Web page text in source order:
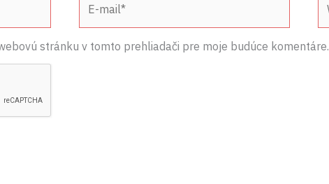
stránku v tomto prehliadači pre moje budúce komentáre.